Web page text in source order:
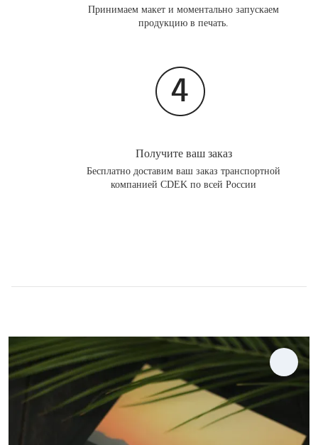
Принимаем макет и моментально запускаем
продукцию в печать.
Получите ваш заказ
Бесплатно доставим ваш заказ транспортной
компанией CDEK по всей России